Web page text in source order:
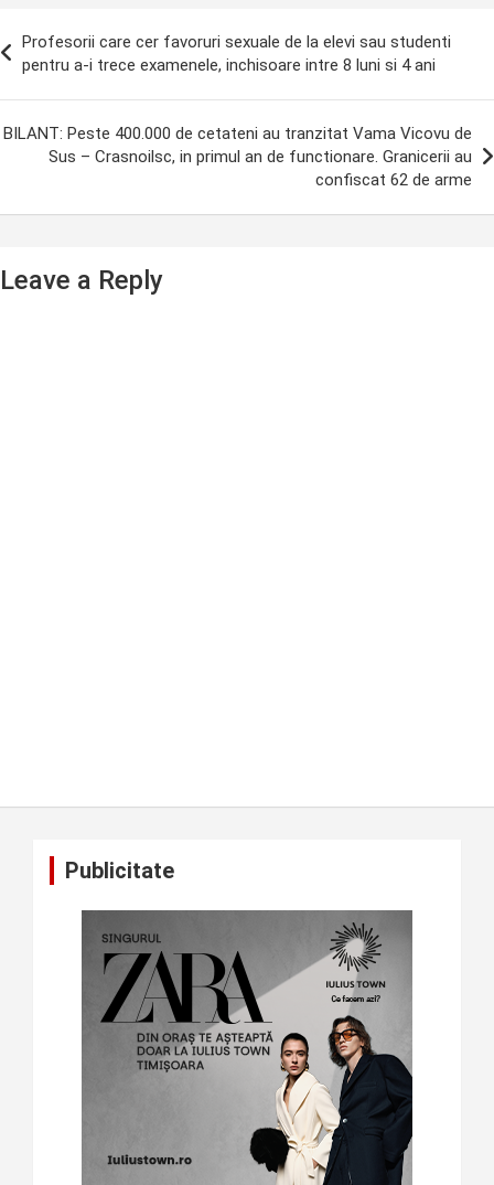
Profesorii care cer favoruri sexuale de la elevi sau studenti
pentru a-i trece examenele, inchisoare intre 8 luni si 4 ani
BILANT: Peste 400.000 de cetateni au tranzitat Vama Vicovu de
Sus – Crasnoilsc, in primul an de functionare. Granicerii au
confiscat 62 de arme
Leave a Reply
Publicitate